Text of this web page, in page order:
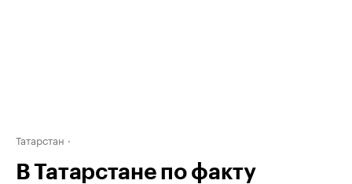
Татарстан
В Татарстане по факту